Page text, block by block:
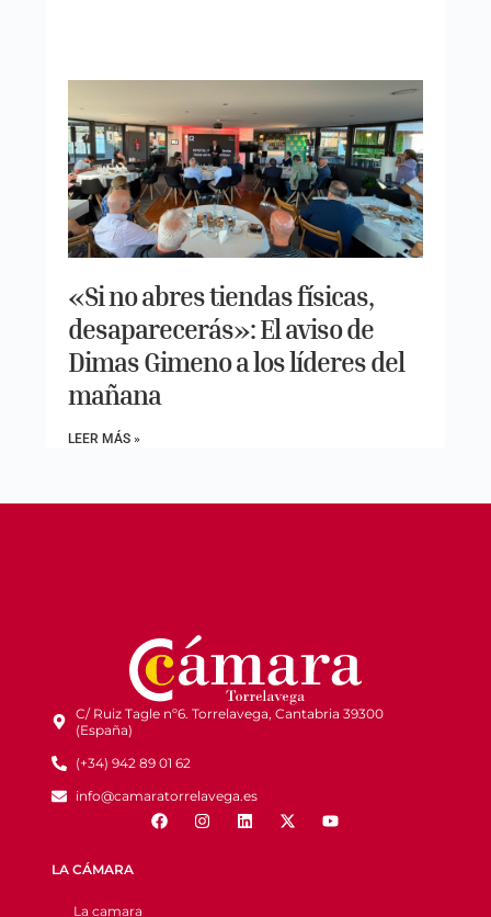
«Si no abres tiendas físicas,
desaparecerás»: El aviso de
Dimas Gimeno a los líderes del
mañana
LEER MÁS »
C/ Ruiz Tagle nº6. Torrelavega, Cantabria 39300
(España)
(+34) 942 89 01 62
info@camaratorrelavega.es
LA CÁMARA
La camara